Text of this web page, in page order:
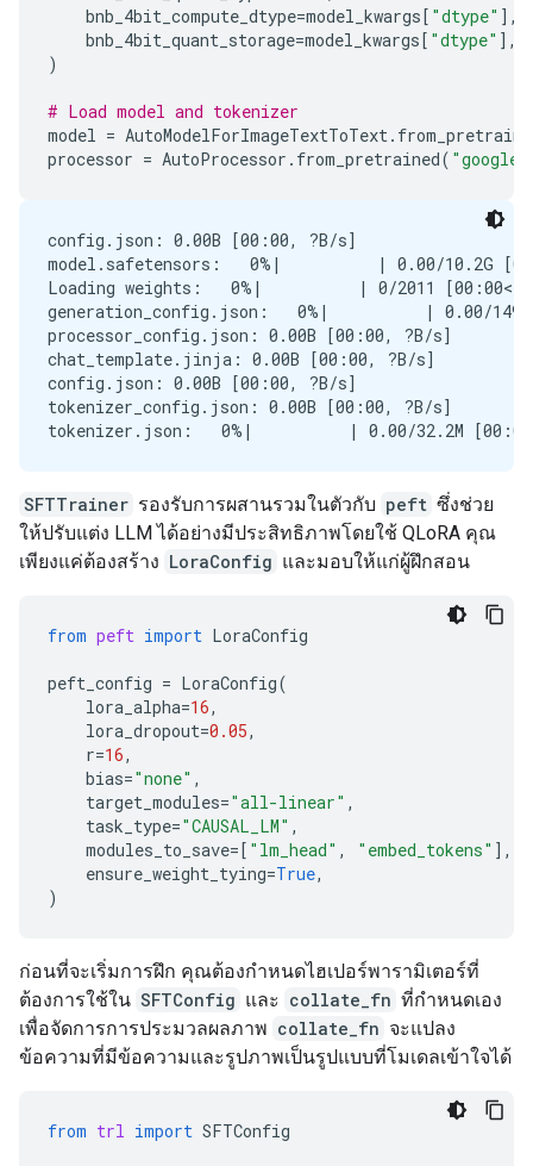
bnb_4bit_compute_dtype=model_kwargs[ "dtype" ],
bnb_4bit_quant_storage=model_kwargs[ "dtype" ],
)
# Load model and tokenizer
model = AutoModelForImageTextToText.
processor = AutoProcessor . from_pretrained( "google/
config.json: 0.00B [00:00, ?B/s]
model.safetensors:   0%|          | 0.00/10.2G
Loading weights:   0%|          | 0/2011
generation_config.json:   0%|          | 0.00/149
processor_config.json: 0.00B [00:00, ?B/s]
chat_template.jinja: 0.00B [00:00, ?B/s]
config.json: 0.00B [00:00, ?B/s]
tokenizer_config.json: 0.00B [00:00, ?B/s]
SFTTrainer รองรับการผสานรวมในตัวกับ peft ซึ่งช่วย
ให้ปรับแต่ง LLM ได้อย่างมีประสิทธิภาพโดยใช้ QLoRA คุณ
เพียงแค่ต้องสร้าง LoraConfig และมอบให้แก่ผู้ฝึกสอน
from peft import LoraConfig
peft_config = LoraConfig(
lora_alpha=16,
lora_dropout=0.05,
r=16,
bias="none" ,
target_modules="all-linear" ,
task_type="CAUSAL_LM" ,
modules_to_save=[ "lm_head" , "embed_tokens" ],
ensure_weight_tying=True,
)
ก่อนที่จะเริ่มการฝึก คุณต้องกำหนดไฮเปอร์พารามิเตอร์ที่
ต้องการใช้ใน SFTConfig และ collate_fn ที่กำหนดเอง
เพื่อจัดการการประมวลผลภาพ collate_fn จะแปลง
ข้อความที่มีข้อความและรูปภาพเป็นรูปแบบที่โมเดลเข้าใจได้
from trl import SFTConfig